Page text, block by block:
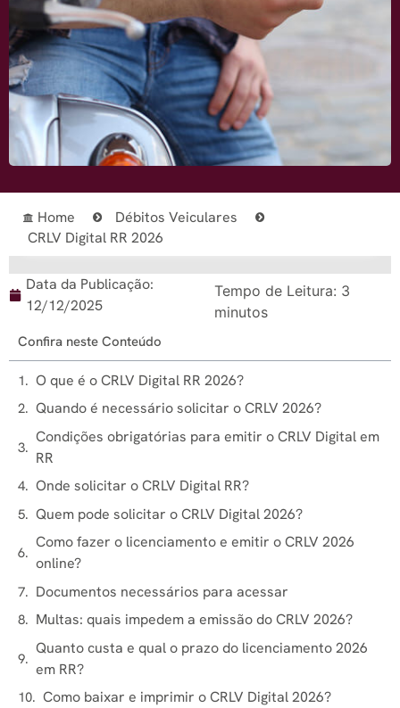
Home
Débitos Veiculares
CRLV Digital RR 2026
Data da Publicação:
12/12/2025
Tempo de Leitura: 3
minutos
Confira neste Conteúdo
O que é o CRLV Digital RR 2026?
Quando é necessário solicitar o CRLV 2026?
Condições obrigatórias para emitir o CRLV Digital em
RR
Onde solicitar o CRLV Digital RR?
Quem pode solicitar o CRLV Digital 2026?
Como fazer o licenciamento e emitir o CRLV 2026
online?
Documentos necessários para acessar
Multas: quais impedem a emissão do CRLV 2026?
Quanto custa e qual o prazo do licenciamento 2026
em RR?
Como baixar e imprimir o CRLV Digital 2026?